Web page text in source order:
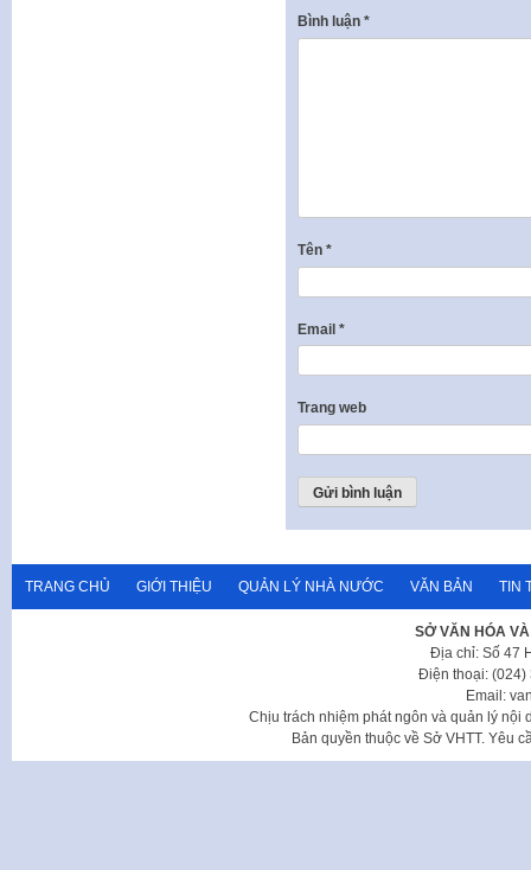
Bình luận *
Tên *
Email *
Trang web
TRANG CHỦ GIỚI THIỆU QUẢN LÝ NHÀ NƯỚC VĂN BẢN TIN
SỞ VĂN HÓA
Địa chỉ: Số 47
Điện thoại: (024)
Email:
Chịu trách nhiệm phát ngôn và quản lý nội
Bản quyền thuộc về Sở VHTT. Yêu